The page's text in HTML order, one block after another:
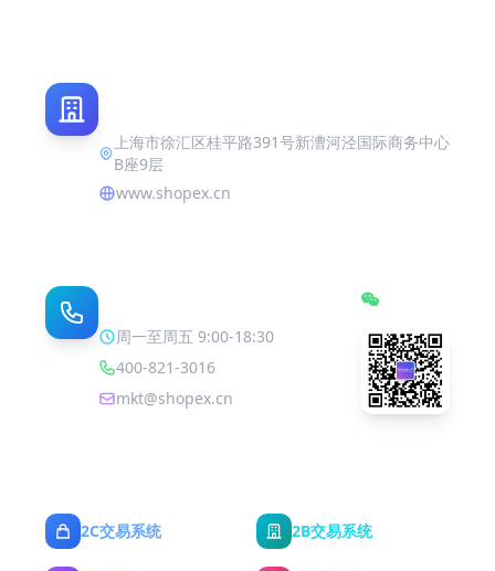
上海市徐汇区桂平路391号新漕河泾国际商务中心
B座9层
www.shopex.cn
周一至周五 9:00-18:30
400-821-3016
mkt@shopex.cn
2C交易系统 2B交易系统